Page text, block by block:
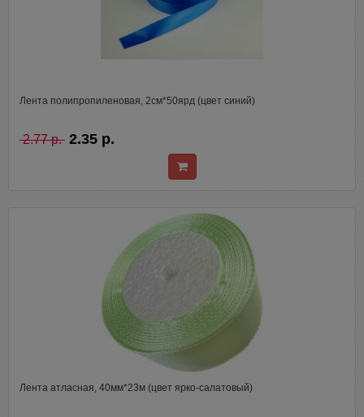
Лента полипропиленовая, 2см*50ярд (цвет синий)
2.77 р. 2.35 р.
Лента атласная, 40мм*23м (цвет ярко-салатовый)